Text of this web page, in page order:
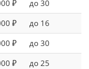
₽ до 30
₽ до 16
₽ до 30
₽ до 25